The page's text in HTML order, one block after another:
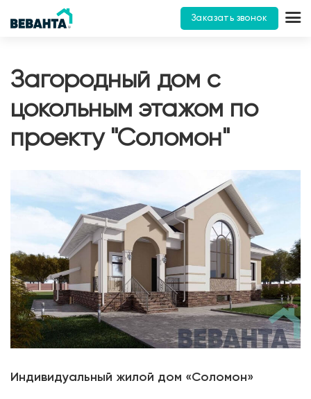
Заказать звонок
Загородный дом с
цокольным этажом по
проекту "Соломон"
Индивидуальный жилой дом «Соломон»